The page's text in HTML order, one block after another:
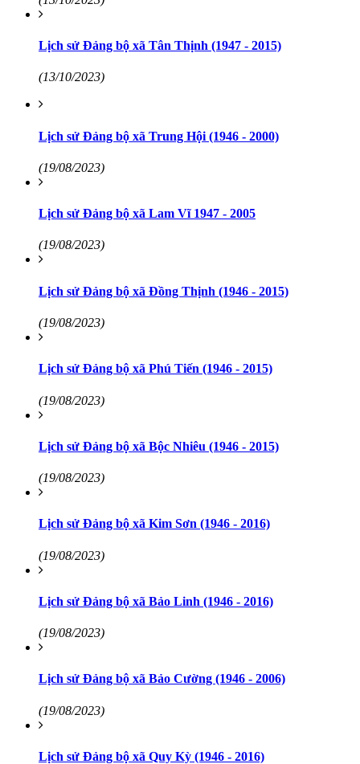
Lịch sử Đảng bộ xã Tân Thịnh (1947 - 2015)
(13/10/2023)
Lịch sử Đảng bộ xã Trung Hội (1946 - 2000)
(19/08/2023)
Lịch sử Đảng bộ xã Lam Vĩ 1947 - 2005
(19/08/2023)
Lịch sử Đảng bộ xã Đồng Thịnh (1946 - 2015)
(19/08/2023)
Lịch sử Đảng bộ xã Phú Tiến (1946 - 2015)
(19/08/2023)
Lịch sử Đảng bộ xã Bộc Nhiêu (1946 - 2015)
(19/08/2023)
Lịch sử Đảng bộ xã Kim Sơn (1946 - 2016)
(19/08/2023)
Lịch sử Đảng bộ xã Bảo Linh (1946 - 2016)
(19/08/2023)
Lịch sử Đảng bộ xã Bảo Cường (1946 - 2006)
(19/08/2023)
Lịch sử Đảng bộ xã Quy Kỳ (1946 - 2016)